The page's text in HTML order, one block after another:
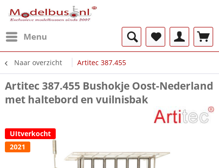
Menu
Naar overzicht Artitec 387.455
Artitec 387.455 Bushokje Oost-Nederland
met haltebord en vuilnisbak
UItverkocht
2021